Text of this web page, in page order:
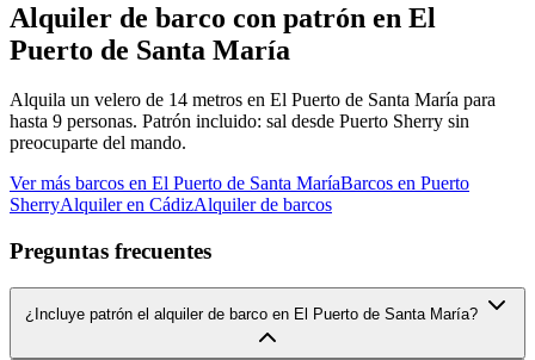
Alquiler de barco con patrón en El
Puerto de Santa María
Alquila un velero de 14 metros en El Puerto de Santa María para
hasta 9 personas. Patrón incluido: sal desde Puerto Sherry sin
preocuparte del mando.
Ver más barcos en El Puerto de Santa MaríaBarcos en Puerto
SherryAlquiler en CádizAlquiler de barcos
Preguntas frecuentes
¿Incluye patrón el alquiler de barco en El Puerto de Santa María?